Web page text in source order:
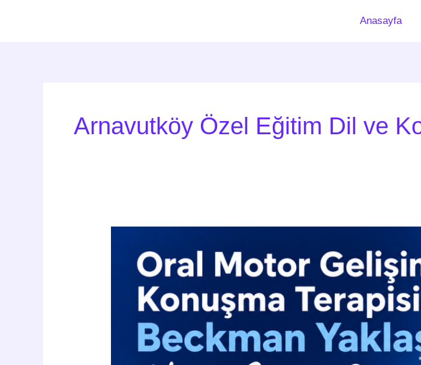
Anasayfa
Arnavutköy Özel Eğitim Dil ve
Gelişim
Konuşma
Beckman
Yaklaşımı